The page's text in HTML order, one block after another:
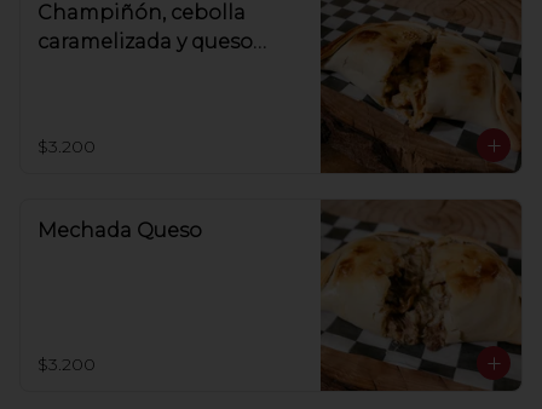
Champiñón, cebolla
caramelizada y queso
$3.200
Mechada Queso
$3.200